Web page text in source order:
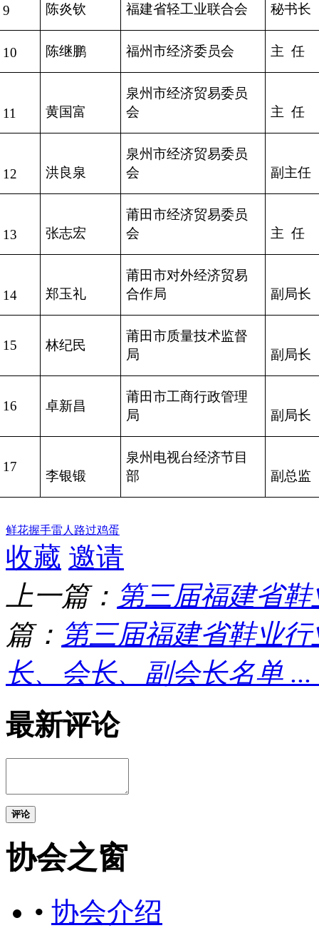
9 陈炎钦 福建省轻工业联合会 秘书长
10 陈继鹏 福州市经济委员会 主 任
11 黄国富
泉州市经济贸易委员
会
主 任
12 洪良泉
泉州市经济贸易委员
会
副主任
13 张志宏
莆田市经济贸易委员
会
主 任
14 郑玉礼
莆田市对外经济贸易
合作局
副局长
15 林纪民
莆田市质量技术监督
局
副局长
16 卓新昌
莆田市工商行政管理
局
副局长
17
李银锻
泉州电视台经济节目
部
副总监
鲜花握手雷人 路过鸡蛋
收藏 邀请
上一篇： 第三届福建省
篇： 第三届福建省鞋业
长、会长、副会长名单 ...
最新评论
评论
协会之窗
• 协会介绍